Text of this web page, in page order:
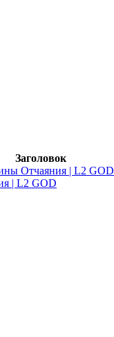
Заголовок
Отчаяния | L2 GOD
| L2 GOD